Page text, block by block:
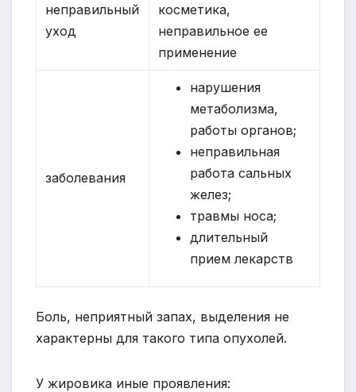
неправильный
уход
косметика,
неправильное ее
применение
заболевания
нарушения
метаболизма,
работы органов;
неправильная
работа сальных
желез;
травмы носа;
длительный
прием лекарств
Боль, неприятный запах, выделения не
характерны для такого типа опухолей.
У жировика иные проявления: